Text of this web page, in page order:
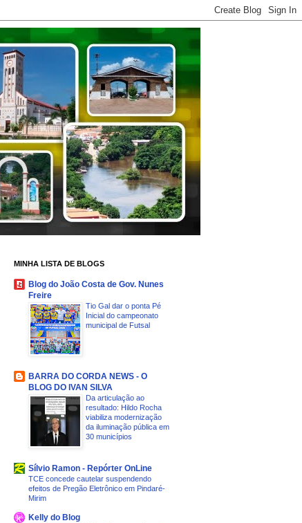
MINHA LISTA DE BLOGS
Blog do João Costa de Gov. Nunes
Freire
Tio Gal dar o ponta Pé
Inicial do campeonato
municipal de Futsal
BARRA DO CORDA NEWS - O
BLOG DO IVAN SILVA
Da articulação ao
resultado: Hildo Rocha
viabiliza modernização
da iluminação pública em
30 municípios
Sílvio Ramon - Repórter OnLine
TCE concede cautelar suspendendo
efeitos de Pregão Eletrônico em Pindaré-
Mirim
Kelly do Blog